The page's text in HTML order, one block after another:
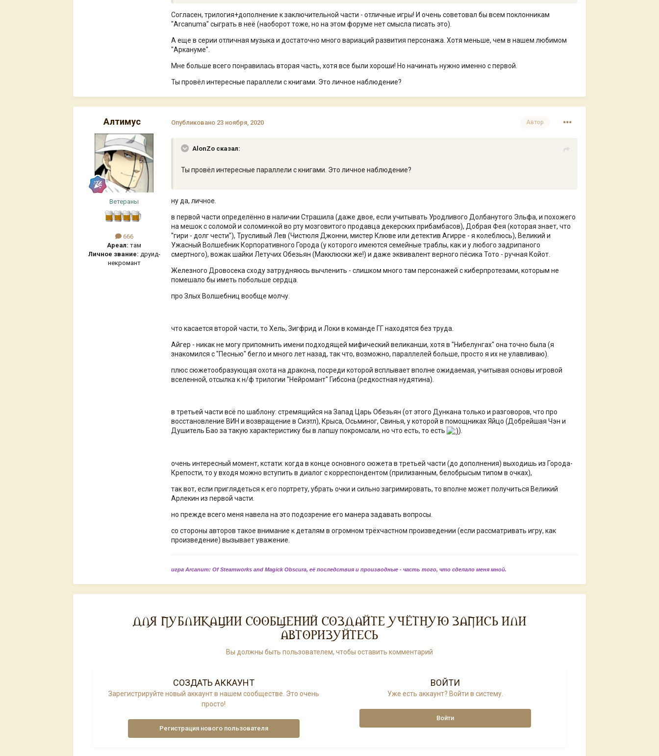
Согласен, трилогия+дополнение к заключительной части - отличные игры! И очень советовал бы всем поклонникам
"Arcanuma" сыграть в неё (наоборот тоже, но на этом форуме нет смысла писать это).
А еще в серии отличная музыка и достаточно много вариаций развития персонажа. Хотя меньше, чем в нашем любимом
"Аркануме".
Мне больше всего понравилась вторая часть, хотя все были хороши! Но начинать нужно именно с первой.
Ты провёл интересные параллели с книгами. Это личное наблюдение?
Алтимус
Ветераны
666
Ареал: там
Личное звание: друид-
некромант
Автор
Опубликовано 23 ноября, 2020
AlonZo сказал:
Ты провёл интересные параллели с книгами. Это личное наблюдение?
ну да, личное.
в первой части определённо в наличии Страшила (даже двое, если учитывать Уродливого Долбанутого Эльфа, и похожего
на мешок с соломой и соломинкой во рту мозговитого продавца декерских прибамбасов), Добрая Фея (которая знает, что
"гири - долг чести"), Трусливый Лев (Чистюля Джонни, мистер Клюве или детектив Агирре - я колеблюсь), Великий и
Ужасный Волшебник Корпоративного Города (у которого имеются семейные траблы, как и у любого задрипаного
смертного), вожак шайки Летучих Обезьян (Макклюски же!) и даже эквивалент верного пёсика Тото - ручная Койот.
Железного Дровосека сходу затрудняюсь вычленить - слишком много там персонажей с киберпротезами, которым не
помешало бы иметь побольше сердца.
про Злых Волшебниц вообще молчу.
что касается второй части, то Хель, Зигфрид и Локи в команде ГГ находятся без труда.
Айгер - никак не могу припомнить имени подходящей мифический великанши, хотя в "Нибелунгах" она точно была (я
знакомился с "Песнью" бегло и много лет назад, так что, возможно, параллелей больше, просто я их не улавливаю).
плюс сюжетообразующая охота на дракона, посреди которой всплывает вполне ожидаемая, учитывая основы игровой
вселенной, отсылка к н/ф трилогии "Нейромант" Гибсона (редкостная нудятина).
в третьей части всё по шаблону: стремящийся на Запад Царь Обезьян (от этого Дункана только и разговоров, что про
восстановление ВИН и возвращение в Сиэтл), Крыса, Осьминог, Свинья, у которой в помощниках Яйцо (Добрейшая Чэн и
Душитель Бао за такую характеристику бы в лапшу покромсали, но что есть, то есть
).
очень интересный момент, кстати: когда в конце основного сюжета в третьей части (до дополнения) выходишь из Города-
Крепости, то у входя можно вступить в диалог с корреспондентом (прилизанным, белобрысым типом в очках),
так вот, если приглядеться к его портрету, убрать очки и сильно загримировать, то вполне может получиться Великий
Арлекин из первой части.
но прежде всего меня навела на это подозрение его манера задавать вопросы.
со стороны авторов такое внимание к деталям в огромном трёхчастном произведении (если рассматривать игру, как
произведение) вызывает уважение.
игра Arcanum: Of Steamworks and Magick Obscura, её последствия и производные - часть того, что сделало меня мной.
ДЛЯ ПУБЛИКАЦИИ СООБЩЕНИЙ СОЗДАЙТЕ УЧЁТНУЮ ЗАПИСЬ ИЛИ
АВТОРИЗУЙТЕСЬ
Вы должны быть пользователем, чтобы оставить комментарий
СОЗДАТЬ АККАУНТ
Зарегистрируйте новый аккаунт в нашем сообществе. Это очень
просто!
Регистрация нового пользователя
ВОЙТИ
Уже есть аккаунт? Войти в систему.
Войти